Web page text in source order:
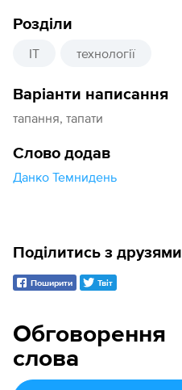
Розділи
IT технології
Варіанти написання
тапання, тапати
Слово додав
Данко Темнидень
Обговорення
слова
Поділитись з друзями
Поширити Твіт